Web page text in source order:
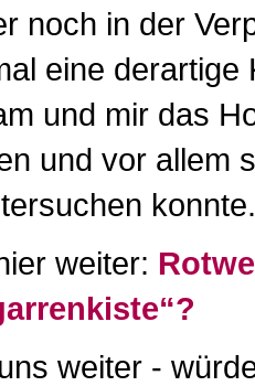
noch in der
eine derartige
und mir das
und vor allem
weiter:
weiter -